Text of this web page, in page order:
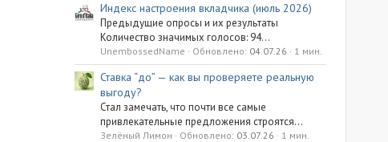
Индекс настроения вкладчика (июль 2026)
Предыдущие опросы и их результаты
Количество значимых голосов: 94...
UnembossedName Обновлено: 04.07.26 1 мин.
Ставка “до” — как вы проверяете реальную
выгоду?
Стал замечать, что почти все самые
привлекательные предложения строятся...
Зелёный Лимон Обновлено: 03.07.26 1 мин.